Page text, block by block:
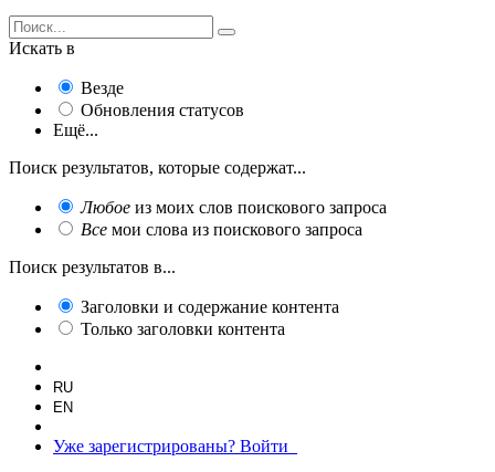
Искать в
Везде
Обновления статусов
Ещё...
Поиск результатов, которые содержат...
Любое из моих слов поискового запроса
Все мои слова из поискового запроса
Поиск результатов в...
Заголовки и содержание контента
Только заголовки контента
RU
EN
Уже зарегистрированы? Войти